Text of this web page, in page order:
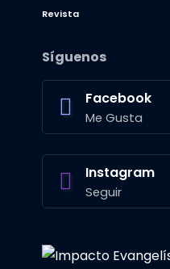
Revista
Síguenos
Facebook
Me Gusta
Instagram
Seguir